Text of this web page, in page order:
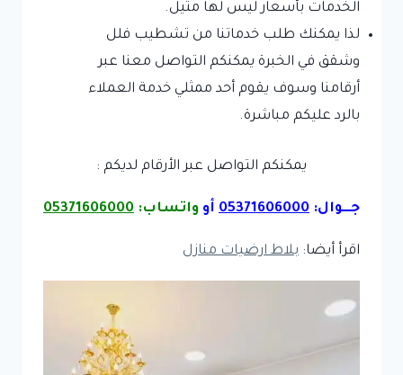
الخدمات بأسعار ليس لها مثيل.
لذا يمكنك طلب خدماتنا من تشطيب فلل
وشقق في الخبرة يمكنكم التواصل معنا عبر
أرقامنا وسوف يقوم أحد ممثلي خدمة العملاء
بالرد عليكم مباشرة.
يمكنكم التواصل عبر الأرقام لديكم :
جـــوال: 05371606000 أو واتساب: 05371606000
اقرأ أيضا: بلاط ارضيات منازل